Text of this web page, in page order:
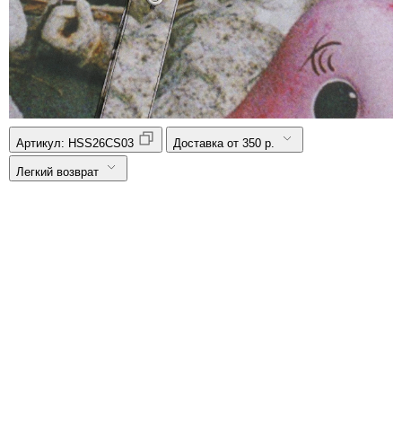
Артикул: HSS26CS03 Доставка от 350 р.
Легкий возврат